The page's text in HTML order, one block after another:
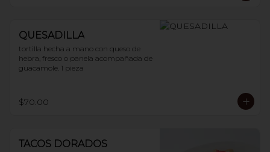
QUESADILLA
tortilla hecha a mano con queso de
hebra, fresco o panela acompañada de
guacamole. 1 pieza
$70.00
TACOS DORADOS